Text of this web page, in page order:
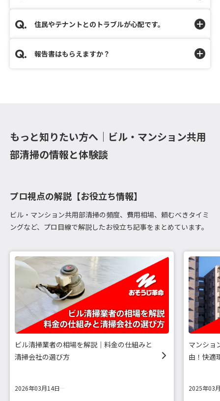
住民やテナントとのトラブルが心配です。
報告書はもらえますか？
もっと知りたい方へ｜ビル・マンション共用
部清掃の情報と体験談
プロ視点の解説【お役立ち情報】
ビル・マンション共用部清掃の頻度、費用相場、頼むべきタイミ
ングなど、プロ目線で解説したお役立ち記事をまとめています。
ビル清掃業者の相場を解説｜料金の仕組みと
清掃会社の選び方
2026年03月14日
マンショ
由！快適
2025年03